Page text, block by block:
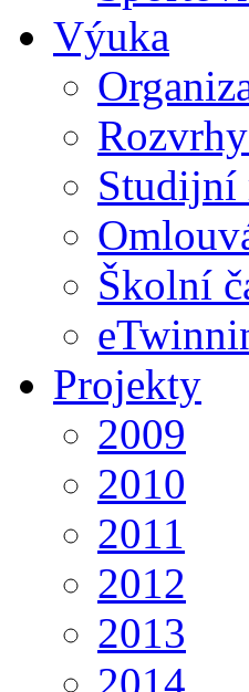
Výuka
Studijní
Školní
Projekty
2009
2010
2011
2012
2013